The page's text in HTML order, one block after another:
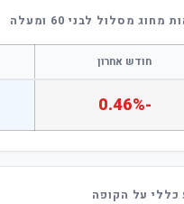
מחוג מסלול לבני 60 ומעלה
חודש אחרון
-0.46%
כללי על הקופה